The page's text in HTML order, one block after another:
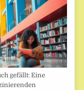
gefällt: Eine